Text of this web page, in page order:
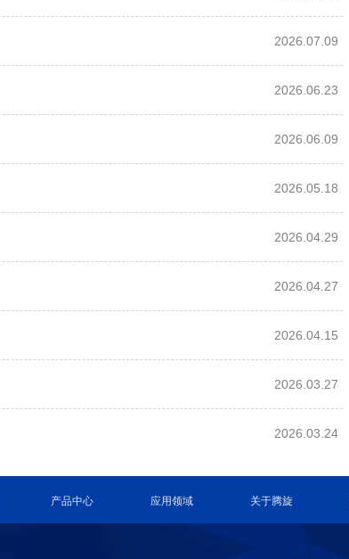
2026.07.09
2026.06.23
2026.06.09
2026.05.18
2026.04.29
2026.04.27
2026.04.15
2026.03.27
2026.03.24
产品中心 应用领域 关于腾旋